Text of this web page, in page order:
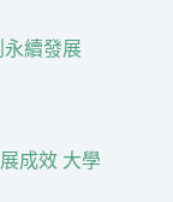
永續發展
成效 大學